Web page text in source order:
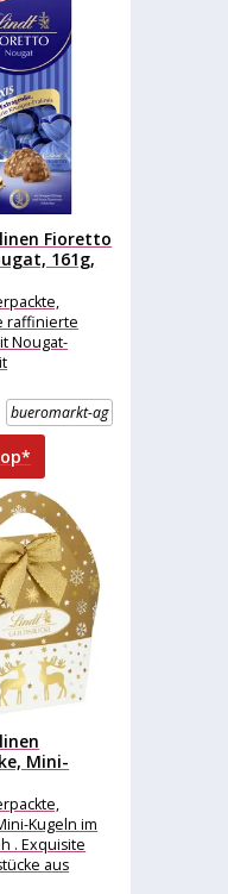
Fioretto
161g,
raffinierte
Nougat-
. In
Schokolade
bueromarkt-ag
Mini-
Kugeln im
. Exquisite
aus